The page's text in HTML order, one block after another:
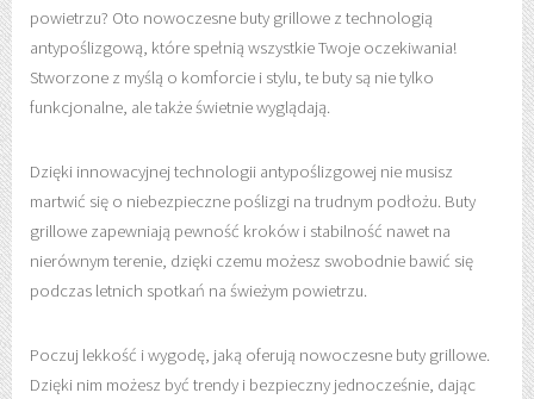
powietrzu? Oto nowoczesne buty grillowe z technologią
antypoślizgową, które spełnią wszystkie Twoje oczekiwania!
Stworzone z myślą o komforcie i stylu, te buty są nie tylko
funkcjonalne, ale także świetnie wyglądają.
Dzięki innowacyjnej technologii antypoślizgowej nie musisz
martwić się o niebezpieczne poślizgi na trudnym podłożu. Buty
grillowe zapewniają pewność kroków i stabilność nawet na
nierównym terenie, dzięki czemu możesz swobodnie bawić się
podczas letnich spotkań na świeżym powietrzu.
Poczuj lekkość i wygodę, jaką oferują nowoczesne buty grillowe.
Dzięki nim możesz być trendy i bezpieczny jednocześnie, dając